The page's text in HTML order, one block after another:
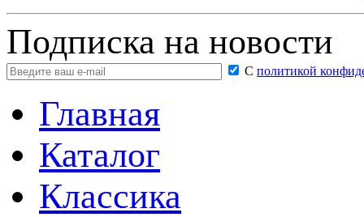
Подписка на новости
С политикой
Главная
Каталог
Классика